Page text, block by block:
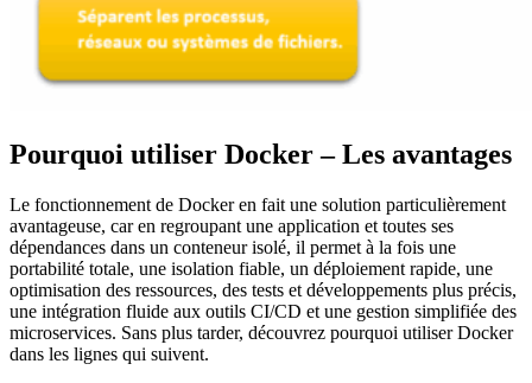
Pourquoi utiliser Docker – Les avantages
Le fonctionnement de Docker en fait une solution particulièrement
avantageuse, car en regroupant une application et toutes ses
dépendances dans un conteneur isolé, il permet à la fois une
portabilité totale, une isolation fiable, un déploiement rapide, une
optimisation des ressources, des tests et développements plus précis,
une intégration fluide aux outils CI/CD et une gestion simplifiée des
microservices. Sans plus tarder, découvrez pourquoi utiliser Docker
dans les lignes qui suivent.